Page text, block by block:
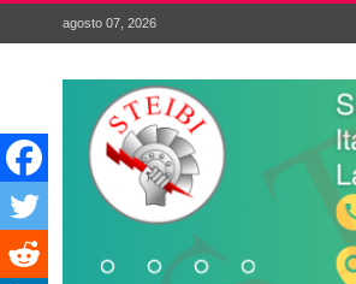
agosto 07, 2026